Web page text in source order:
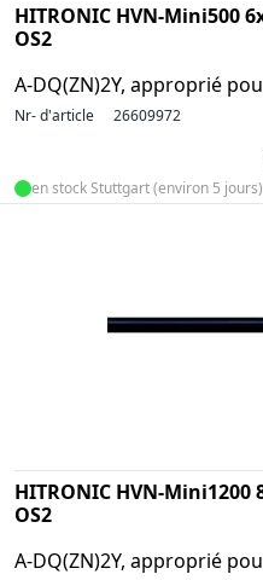
HITRONIC HVN-Mini500
OS2
A-DQ(ZN)2Y, approprié
Nr- d'article 26609972
en stock Stuttgart (environ 5 jours)
HITRONIC HVN-Mini1200
OS2
A-DQ(ZN)2Y, approprié